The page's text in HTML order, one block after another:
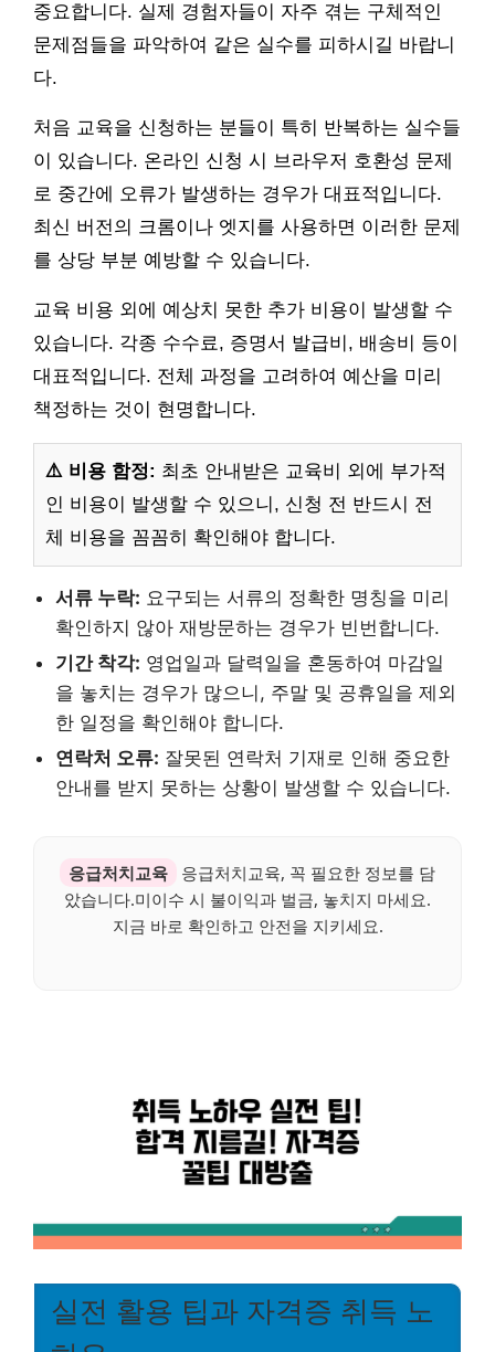
중요합니다. 실제 경험자들이 자주 겪는 구체적인
문제점들을 파악하여 같은 실수를 피하시길 바랍니
다.
처음 교육을 신청하는 분들이 특히 반복하는 실수들
이 있습니다. 온라인 신청 시 브라우저 호환성 문제
로 중간에 오류가 발생하는 경우가 대표적입니다.
최신 버전의 크롬이나 엣지를 사용하면 이러한 문제
를 상당 부분 예방할 수 있습니다.
교육 비용 외에 예상치 못한 추가 비용이 발생할 수
있습니다. 각종 수수료, 증명서 발급비, 배송비 등이
대표적입니다. 전체 과정을 고려하여 예산을 미리
책정하는 것이 현명합니다.
⚠️ 비용 함정: 최초 안내받은 교육비 외에 부가적
인 비용이 발생할 수 있으니, 신청 전 반드시 전
체 비용을 꼼꼼히 확인해야 합니다.
서류 누락: 요구되는 서류의 정확한 명칭을 미리
확인하지 않아 재방문하는 경우가 빈번합니다.
기간 착각: 영업일과 달력일을 혼동하여 마감일
을 놓치는 경우가 많으니, 주말 및 공휴일을 제외
한 일정을 확인해야 합니다.
연락처 오류: 잘못된 연락처 기재로 인해 중요한
안내를 받지 못하는 상황이 발생할 수 있습니다.
응급처치교육
응급처치교육, 꼭 필요한 정보를 담
았습니다.미이수 시 불이익과 벌금, 놓치지 마세요.
지금 바로 확인하고 안전을 지키세요.
실전 활용 팁과 자격증 취득 노